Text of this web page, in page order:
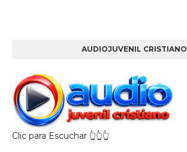
AUDIOJUVENIL CRISTIANO
Clic para Escuchar 👆👆👆